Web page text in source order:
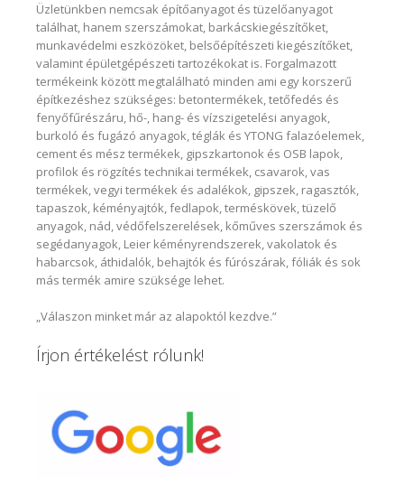
Üzletünkben nemcsak építőanyagot és tüzelőanyagot
találhat, hanem szerszámokat, barkácskiegészítőket,
munkavédelmi eszközöket, belsőépítészeti kiegészítőket,
valamint épületgépészeti tartozékokat is. Forgalmazott
termékeink között megtalálható minden ami egy korszerű
építkezéshez szükséges: betontermékek, tetőfedés és
fenyőfűrészáru, hő-, hang- és vízszigetelési anyagok,
burkoló és fugázó anyagok, téglák és YTONG falazóelemek,
cement és mész termékek, gipszkartonok és OSB lapok,
profilok és rögzítés technikai termékek, csavarok, vas
termékek, vegyi termékek és adalékok, gipszek, ragasztók,
tapaszok, kéményajtók, fedlapok, terméskövek, tüzelő
anyagok, nád, védőfelszerelések, kőműves szerszámok és
segédanyagok, Leier kéményrendszerek, vakolatok és
habarcsok, áthidalók, behajtók és fúrószárak, fóliák és sok
más termék amire szüksége lehet.
„Válaszon minket már az alapoktól kezdve.”
Írjon értékelést rólunk!